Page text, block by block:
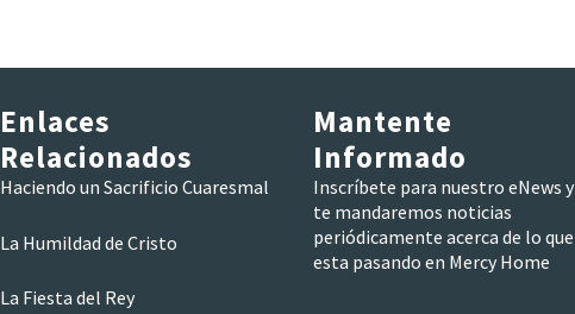
Enlaces
Relacionados
Haciendo un Sacrificio Cuaresmal
La Humildad de Cristo
La Fiesta del Rey
Mantente
Informado
Inscríbete para nuestro eNews y
te mandaremos noticias
periódicamente acerca de lo que
esta pasando en Mercy Home